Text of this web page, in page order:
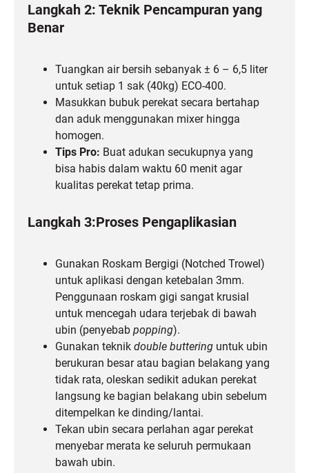
Langkah 2: Teknik Pencampuran yang
Benar
Tuangkan air bersih sebanyak ± 6 – 6,5 liter
untuk setiap 1 sak (40kg) ECO-400.
Masukkan bubuk perekat secara bertahap
dan aduk menggunakan mixer hingga
homogen.
Tips Pro: Buat adukan secukupnya yang
bisa habis dalam waktu 60 menit agar
kualitas perekat tetap prima.
Langkah 3:Proses Pengaplikasian
Gunakan Roskam Bergigi (Notched Trowel)
untuk aplikasi dengan ketebalan 3mm.
Penggunaan roskam gigi sangat krusial
untuk mencegah udara terjebak di bawah
ubin (penyebab popping).
Gunakan teknik double buttering untuk ubin
berukuran besar atau bagian belakang yang
tidak rata, oleskan sedikit adukan perekat
langsung ke bagian belakang ubin sebelum
ditempelkan ke dinding/lantai.
Tekan ubin secara perlahan agar perekat
menyebar merata ke seluruh permukaan
bawah ubin.